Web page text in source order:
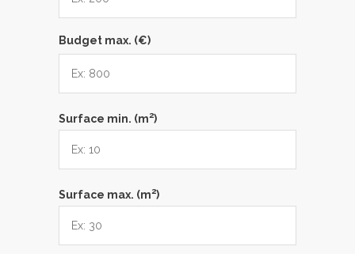
Budget max. (€)
Surface min. (m2)
Surface max. (m2)